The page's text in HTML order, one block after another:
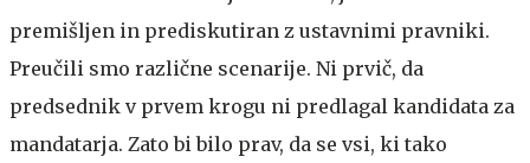
premišljen in prediskutiran z ustavnimi pravniki.
Preučili smo različne scenarije. Ni prvič, da
predsednik v prvem krogu ni predlagal kandidata za
mandatarja. Zato bi bilo prav, da se vsi, ki tako